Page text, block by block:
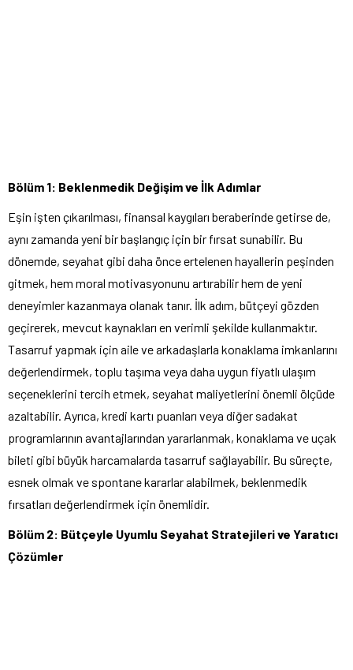
Bölüm 1: Beklenmedik Değişim ve İlk Adımlar
Eşin işten çıkarılması, finansal kaygıları beraberinde getirse de,
aynı zamanda yeni bir başlangıç için bir fırsat sunabilir. Bu
dönemde, seyahat gibi daha önce ertelenen hayallerin peşinden
gitmek, hem moral motivasyonunu artırabilir hem de yeni
deneyimler kazanmaya olanak tanır. İlk adım, bütçeyi gözden
geçirerek, mevcut kaynakları en verimli şekilde kullanmaktır.
Tasarruf yapmak için aile ve arkadaşlarla konaklama imkanlarını
değerlendirmek, toplu taşıma veya daha uygun fiyatlı ulaşım
seçeneklerini tercih etmek, seyahat maliyetlerini önemli ölçüde
azaltabilir. Ayrıca, kredi kartı puanları veya diğer sadakat
programlarının avantajlarından yararlanmak, konaklama ve uçak
bileti gibi büyük harcamalarda tasarruf sağlayabilir. Bu süreçte,
esnek olmak ve spontane kararlar alabilmek, beklenmedik
fırsatları değerlendirmek için önemlidir.
Bölüm 2: Bütçeyle Uyumlu Seyahat Stratejileri ve Yaratıcı
Çözümler